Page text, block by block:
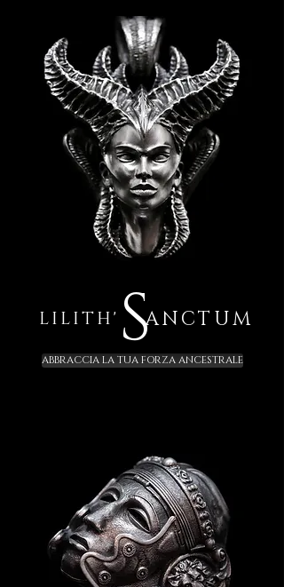
LILITH' SANCTUM
ABBRACCIA LA TUA FORZA ANCESTRALE